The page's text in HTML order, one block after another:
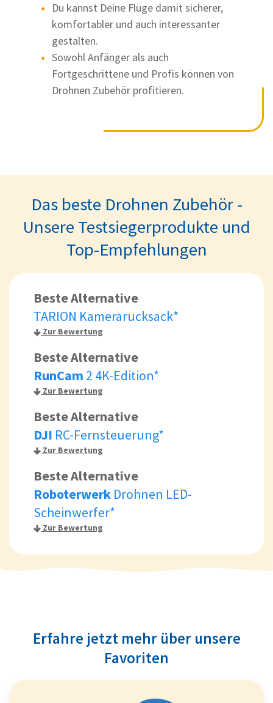
Du kannst Deine Flüge damit sicherer,
komfortabler und auch interessanter
gestalten.
Sowohl Anfänger als auch
Fortgeschrittene und Profis können von
Drohnen Zubehör profitieren.
Das beste Drohnen Zubehör -
Unsere Testsiegerprodukte und
Top-Empfehlungen
Beste Alternative
TARION Kamerarucksack*
Zur Bewertung
Beste Alternative
RunCam 2 4K-Edition*
Zur Bewertung
Beste Alternative
DJI RC-Fernsteuerung*
Zur Bewertung
Beste Alternative
Roboterwerk Drohnen LED-
Scheinwerfer*
Zur Bewertung
Erfahre jetzt mehr über unsere
Favoriten